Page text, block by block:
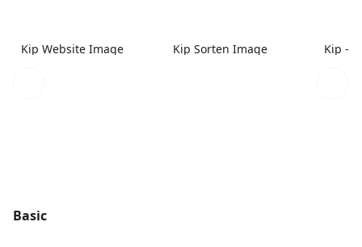
Kip Website Image Kip Sorten Image
Basic